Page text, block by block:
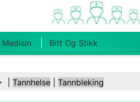
Bitt Og Stikk
Familiehelse
| Tannhelse Tannbleking